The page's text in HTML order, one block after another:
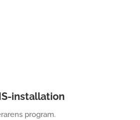
installation
program.